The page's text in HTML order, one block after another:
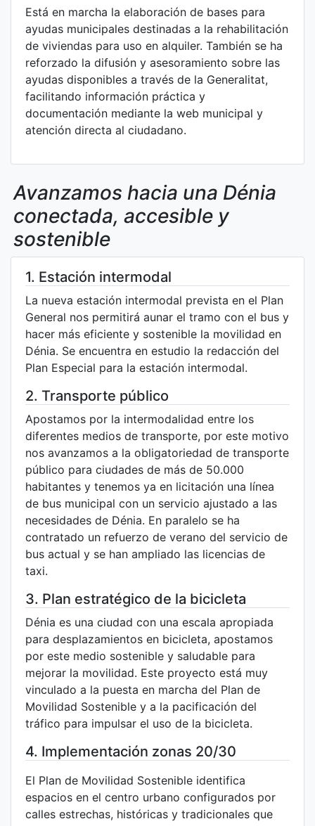
Está en marcha la elaboración de bases para
ayudas municipales destinadas a la rehabilitación
de viviendas para uso en alquiler. También se ha
reforzado la difusión y asesoramiento sobre las
ayudas disponibles a través de la Generalitat,
facilitando información práctica y
documentación mediante la web municipal y
atención directa al ciudadano.
Avanzamos hacia una Dénia
conectada, accesible y
sostenible
1. Estación intermodal
La nueva estación intermodal prevista en el Plan
General nos permitirá aunar el tramo con el bus y
hacer más eficiente y sostenible la movilidad en
Dénia. Se encuentra en estudio la redacción del
Plan Especial para la estación intermodal.
2. Transporte público
Apostamos por la intermodalidad entre los
diferentes medios de transporte, por este motivo
nos avanzamos a la obligatoriedad de transporte
público para ciudades de más de 50.000
habitantes y tenemos ya en licitación una línea
de bus municipal con un servicio ajustado a las
necesidades de Dénia. En paralelo se ha
contratado un refuerzo de verano del servicio de
bus actual y se han ampliado las licencias de
taxi.
3. Plan estratégico de la bicicleta
Dénia es una ciudad con una escala apropiada
para desplazamientos en bicicleta, apostamos
por este medio sostenible y saludable para
mejorar la movilidad. Este proyecto está muy
vinculado a la puesta en marcha del Plan de
Movilidad Sostenible y a la pacificación del
tráfico para impulsar el uso de la bicicleta.
4. Implementación zonas 20/30
El Plan de Movilidad Sostenible identifica
espacios en el centro urbano configurados por
calles estrechas, históricas y tradicionales que